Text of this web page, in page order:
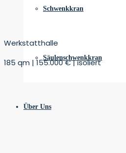
Schwenkkran
Säulenschwenkkran
Über Uns
Werkstatthalle
185 qm | 155.000 € | isoliert